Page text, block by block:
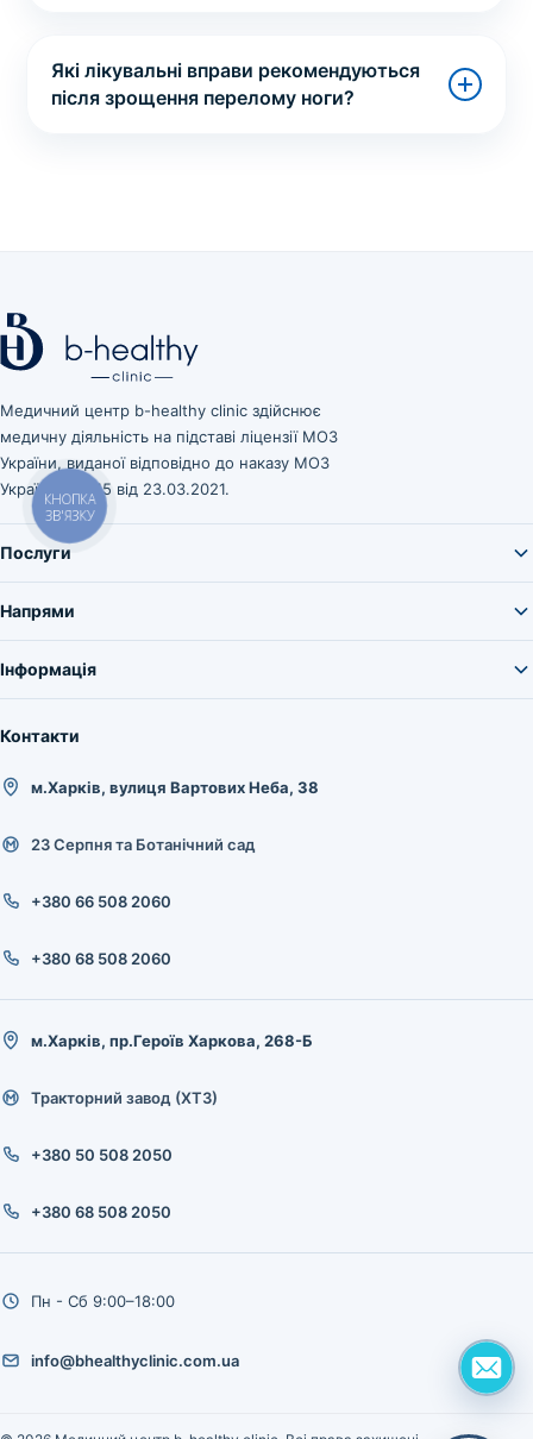
Які лікувальні вправи рекомендуються
після зрощення перелому ноги?
Медичний центр b-healthy clinic здійснює
медичну діяльність на підставі ліцензії МОЗ
України, виданої відповідно до наказу МОЗ
України № 545 від 23.03.2021.
Послуги
Напрями
Інформація
Контакти
м.Харків, вулиця Вартових Неба, 38
23 Серпня та Ботанічний сад
+380 66 508 2060
+380 68 508 2060
м.Харків, пр.Героїв Харкова, 268-Б
Тракторний завод (ХТЗ)
+380 50 508 2050
+380 68 508 2050
Пн - Сб 9:00–18:00
info@bhealthyclinic.com.ua
КНОПКА
ЗВ'ЯЗКУ